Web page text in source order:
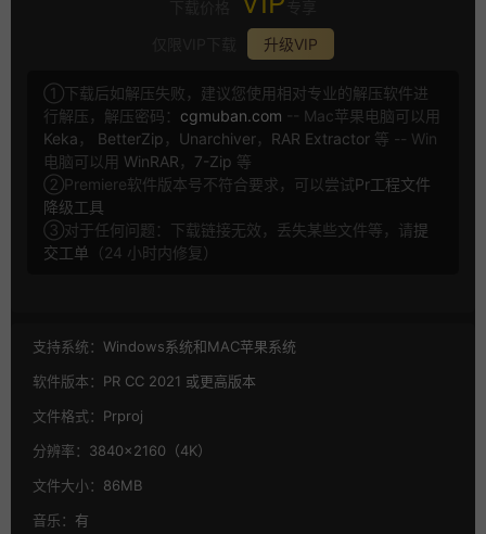
升级VIP
①下载后如解压失败，建议您使用相对专业的解压软件进
行解压，解压密码： cgmuban.com -- Mac苹果电脑可以用
Keka ， BetterZip ， Unarchiver， RAR Extractor 等 -- Win
电脑可以用 WinRAR ， 7-Zip 等
②Premiere软件版本号不符合要求，可以尝试Pr工程文件
降级工具
③对于任何问题：下载链接无效，丢失某些文件等，请提
交工单 （24 小时内修复）
支持系统： Windows系统和MAC苹果系统
软件版本： PR CC 2021 或更高版本
文件格式： Prproj
分辨率： 3840×2160（4K）
文件大小： 86MB
音乐： 有